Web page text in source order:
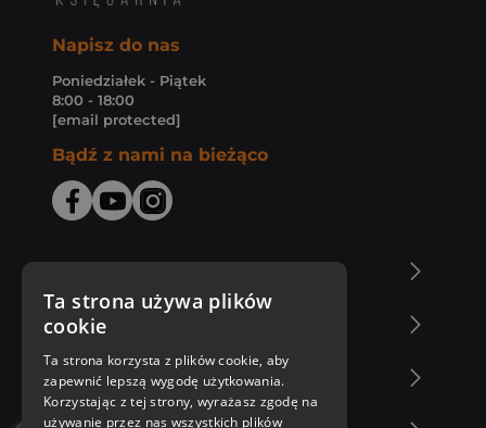
Napisz do nas
Poniedziałek - Piątek
8:00 - 18:00
[email protected]
Bądź z nami na bieżąco
Zakupy u nas
Nasza oferta
Ta strona używa plików
cookie
Ta strona korzysta z plików cookie, aby
zapewnić lepszą wygodę użytkowania.
Korzystając z tej strony, wyrażasz zgodę na
używanie przez nas wszystkich plików